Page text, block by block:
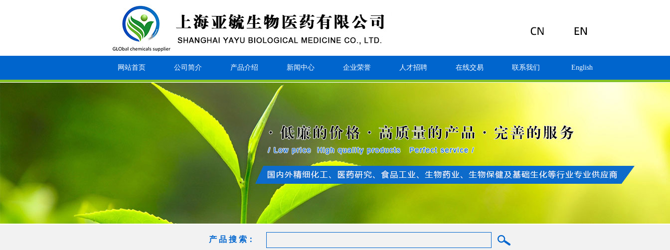
网站首页 公司简介 产品介绍 新闻中心 企业荣誉 人才招聘 在线交易 联系我们 English
产 品 搜 索：